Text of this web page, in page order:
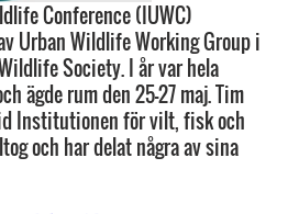
Conference (IUWC)
Urban Wildlife Working Group i
Society. I år var hela
ägde rum den 25-27 maj. Tim
Institutionen för vilt, fisk och
och har delat några av sina